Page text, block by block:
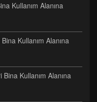
Kullanım Alanına
Kullanım Alanına
Kullanım Alanına